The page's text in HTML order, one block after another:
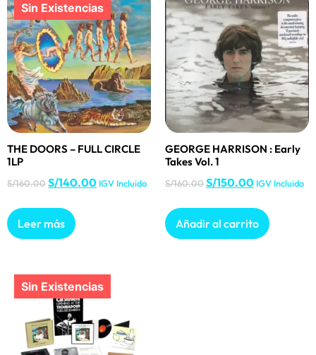
THE DOORS – FULL CIRCLE
1LP
S/160.00S/140.00 IGV Incluido
Leer más
GEORGE HARRISON : Early
Takes Vol. 1
S/160.00S/150.00 IGV Incluido
Añadir al carrito